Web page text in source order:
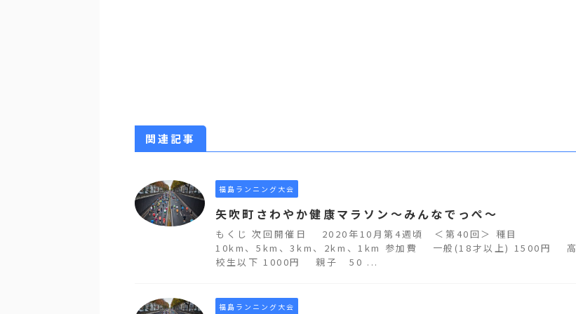
関連記事
福島ランニング大会
矢吹町さわやか健康マラソン～みんなでっぺ～
もくじ 次回開催日 2020年10月第4週頃 ＜第40回＞ 種目
10km、5km、3km、2km、1km 参加費 一般(18才以上) 1500円 高
校生以下 1000円 親子 50 ...
福島ランニング大会